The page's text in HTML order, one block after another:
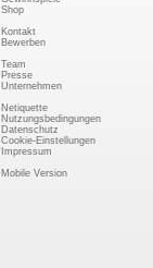
Shop
Kontakt
Bewerben
Team
Presse
Unternehmen
Netiquette
Nutzungsbedingungen
Datenschutz
Cookie-Einstellungen
Impressum
Mobile Version